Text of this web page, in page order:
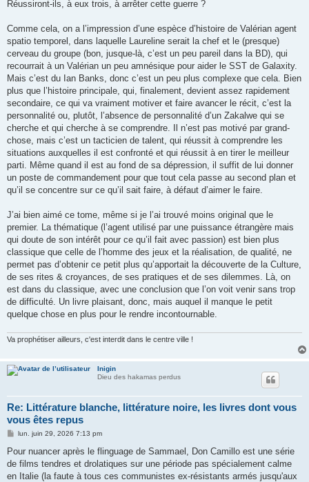
Réussiront-ils, à eux trois, à arrêter cette guerre ?
Comme cela, on a l’impression d’une espèce d’histoire de Valérian agent
spatio temporel, dans laquelle Laureline serait la chef et le (presque)
cerveau du groupe (bon, jusque-là, c’est un peu pareil dans la BD), qui
recourrait à un Valérian un peu amnésique pour aider le SST de Galaxity.
Mais c’est du Ian Banks, donc c’est un peu plus complexe que cela. Bien
plus que l’histoire principale, qui, finalement, devient assez rapidement
secondaire, ce qui va vraiment motiver et faire avancer le récit, c’est la
personnalité ou, plutôt, l’absence de personnalité d’un Zakalwe qui se
cherche et qui cherche à se comprendre. Il n’est pas motivé par grand-
chose, mais c’est un tacticien de talent, qui réussit à comprendre les
situations auxquelles il est confronté et qui réussit à en tirer le meilleur
parti. Même quand il est au fond de sa dépression, il suffit de lui donner
un poste de commandement pour que tout cela passe au second plan et
qu’il se concentre sur ce qu’il sait faire, à défaut d’aimer le faire.
J’ai bien aimé ce tome, même si je l’ai trouvé moins original que le
premier. La thématique (l’agent utilisé par une puissance étrangère mais
qui doute de son intérêt pour ce qu’il fait avec passion) est bien plus
classique que celle de l’homme des jeux et la réalisation, de qualité, ne
permet pas d’obtenir ce petit plus qu’apportait la découverte de la Culture,
de ses rites & croyances, de ses pratiques et de ses dilemmes. Là, on
est dans du classique, avec une conclusion que l’on voit venir sans trop
de difficulté. Un livre plaisant, donc, mais auquel il manque le petit
quelque chose en plus pour le rendre incontournable.
Va prophétiser ailleurs, c'est interdit dans le centre ville !
Inigin
Dieu des hakamas perdus
Re: Littérature blanche, littérature noire, les livres dont vous
vous êtes repus
M
s
a
g
lun. juin 29, 2026 7:13 pm
Pour nuancer après le flinguage de Sammael, Don Camillo est une série
de films tendres et drolatiques sur une période pas spécialement calme
en Italie (la faute à tous ces communistes ex-résistants armés jusqu'aux